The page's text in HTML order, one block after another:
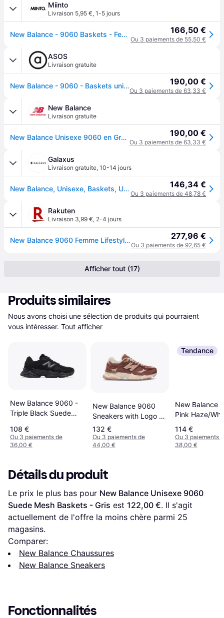
Miinto
Livraison 5,95 €, 1-5 jours
New Balance - 9060 Baskets - Femme - Chaussures - Gris - Taille: 36 EU 166,50 €
Ou 3 paiements de 55,50 €
ASOS
Livraison gratuite
New Balance - 9060 - Baskets unisexes - Gris et noir 190,00 €
Ou 3 paiements de 63,33 €
New Balance
Livraison gratuite
New Balance Unisexe 9060 en Grey, Suède/Mesh, Taille 42.5 190,00 €
Ou 3 paiements de 63,33 €
Galaxus
Livraison gratuite, 10-14 jours
New Balance, Unisexe, Baskets, U9060GRY, Gris, Noir, (40) 146,34 €
Ou 3 paiements de 48,78 €
Rakuten
Livraison 3,99 €, 2-4 jours
New Balance 9060 Femme Lifestyle Gris Taille 37.5 Chaussures 277,96 €
Ou 3 paiements de 92,65 €
Afficher tout (17)
Produits similaires
Nous avons choisi une sélection de produits qui pourraient
vous intéresser. Tout afficher
New Balance 9060 -
Triple Black Suede
108 €
Ou 3 paiements de
36,00 €
New Balance 9060
Sneakers with Logo -
Marron
132 €
Ou 3 paiements de
44,00 €
Tendance
New Balance
Pink Haze/
114 €
Ou 3 paiements
38,00 €
Détails du produit
Le prix le plus bas pour New Balance Unisexe 9060
Suede Mesh Baskets - Gris est 122,00 €. Il s'agit
actuellement de l'offre la moins chère parmi 25
magasins.
Comparer:
New Balance Chaussures
New Balance Sneakers
Fonctionnalités